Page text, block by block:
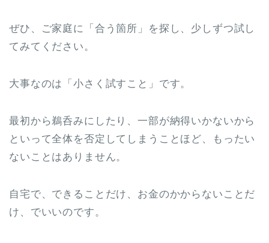
ぜひ、ご家庭に「合う箇所」を探し、少しずつ試し
てみてください。
大事なのは「小さく試すこと」です。
最初から鵜呑みにしたり、一部が納得いかないから
といって全体を否定してしまうことほど、もったい
ないことはありません。
自宅で、できることだけ、お金のかからないことだ
け、でいいのです。